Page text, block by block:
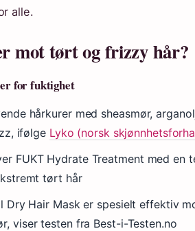
alle.
mot tørt og frizzy hår?
for fuktighet
hårkurer med sheasmør,
ifølge Lyko (norsk
FUKT Hydrate Treatment med en
tørt hår
Dry Hair Mask er spesielt effektiv
viser testen fra Best-i-Testen.no